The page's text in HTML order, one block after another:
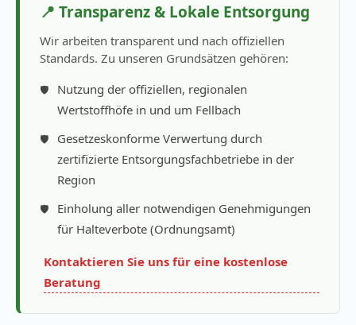
📍 Transparenz & Lokale Entsorgung
Wir arbeiten transparent und nach offiziellen
Standards. Zu unseren Grundsätzen gehören:
Nutzung der offiziellen, regionalen
Wertstoffhöfe in und um Fellbach
Gesetzeskonforme Verwertung durch
zertifizierte Entsorgungsfachbetriebe in der
Region
Einholung aller notwendigen Genehmigungen
für Halteverbote (Ordnungsamt)
Kontaktieren Sie uns für eine kostenlose
Beratung